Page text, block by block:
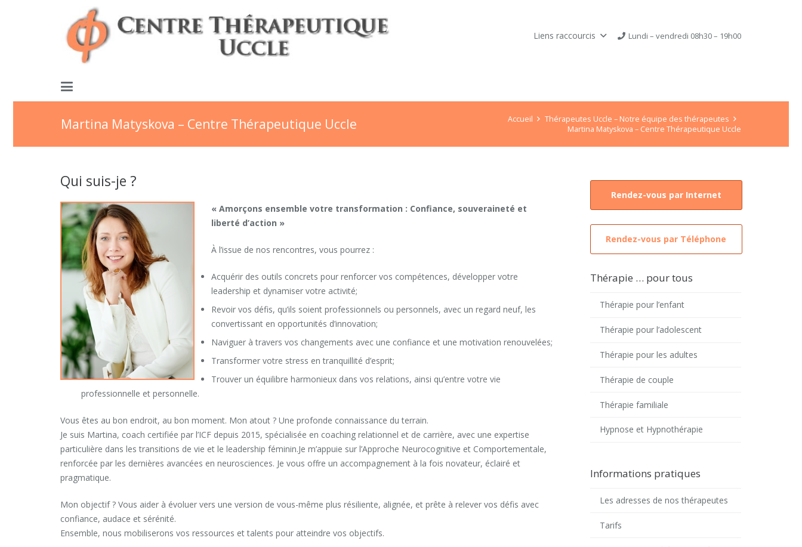
Liens raccourcis Lundi – vendredi 08h30 – 19h00
Martina Matyskova – Centre Thérapeutique Uccle Accueil
Thérapeutes Uccle – Notre équipe des thérapeutes
Martina Matyskova – Centre Thérapeutique Uccle
Qui suis-je ?
« Amorçons ensemble votre transformation : Confiance, souveraineté et
liberté d’action »
À l’issue de nos rencontres, vous pourrez :
Acquérir des outils concrets pour renforcer vos compétences, développer votre
leadership et dynamiser votre activité;
Revoir vos défis, qu’ils soient professionnels ou personnels, avec un regard neuf, les
convertissant en opportunités d’innovation;
Naviguer à travers vos changements avec une confiance et une motivation renouvelées;
Transformer votre stress en tranquillité d’esprit;
Trouver un équilibre harmonieux dans vos relations, ainsi qu’entre votre vie
professionnelle et personnelle.
Vous êtes au bon endroit, au bon moment. Mon atout ? Une profonde connaissance du terrain.
Je suis Martina, coach certifiée par l’ICF depuis 2015, spécialisée en coaching relationnel et de carrière, avec une expertise
particulière dans les transitions de vie et le leadership féminin.Je m’appuie sur l’Approche Neurocognitive et Comportementale,
renforcée par les dernières avancées en neurosciences. Je vous offre un accompagnement à la fois novateur, éclairé et
pragmatique.
Mon objectif ? Vous aider à évoluer vers une version de vous-même plus résiliente, alignée, et prête à relever vos défis avec
confiance, audace et sérénité.
Ensemble, nous mobiliserons vos ressources et talents pour atteindre vos objectifs.
Rendez-vous par Internet
Rendez-vous par Téléphone
Thérapie … pour tous
Thérapie pour l’enfant
Thérapie pour l’adolescent
Thérapie pour les adultes
Thérapie de couple
Thérapie familiale
Hypnose et Hypnothérapie
Informations pratiques
Les adresses de nos thérapeutes
Tarifs